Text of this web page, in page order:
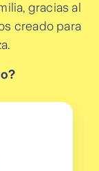
gracias al
creado para